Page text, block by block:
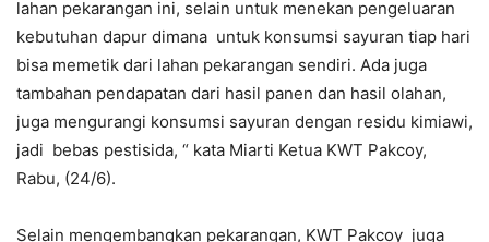
lahan pekarangan ini, selain untuk menekan pengeluaran
kebutuhan dapur dimana untuk konsumsi sayuran tiap hari
bisa memetik dari lahan pekarangan sendiri. Ada juga
tambahan pendapatan dari hasil panen dan hasil olahan,
juga mengurangi konsumsi sayuran dengan residu kimiawi,
jadi bebas pestisida, “ kata Miarti Ketua KWT Pakcoy,
Rabu, (24/6).
Selain mengembangkan pekarangan, KWT Pakcoy juga